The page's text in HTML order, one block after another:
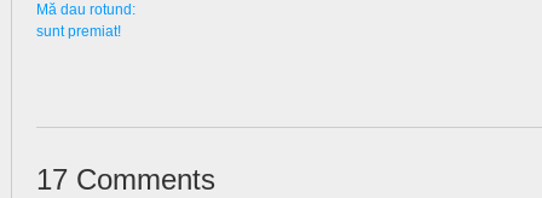
Mă dau rotund:
sunt premiat!
17 Comments